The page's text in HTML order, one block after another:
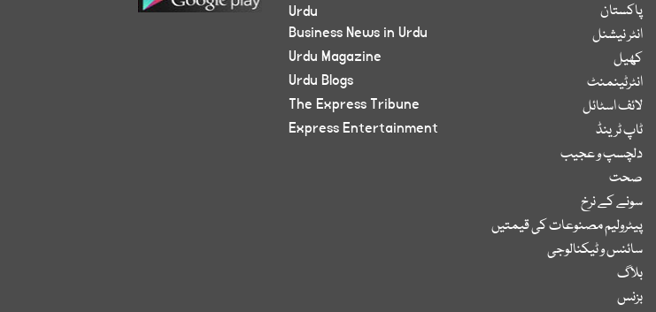
پاکستان
انٹر نیشنل
کھیل
انٹرٹینمنٹ
لائف اسٹائل
ٹاپ ٹرینڈ
دلچسپ و عجیب
صحت
سونے کے نرخ
پیٹرولیم مصنوعات کی قیمتیں
سائنس و ٹیکنالوجی
بلاگ
بزنس
Urdu
Business News in Urdu
Urdu Magazine
Urdu Blogs
The Express Tribune
Express Entertainment